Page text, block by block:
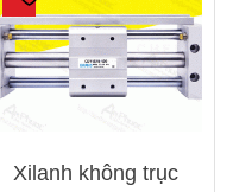
Xilanh không trục